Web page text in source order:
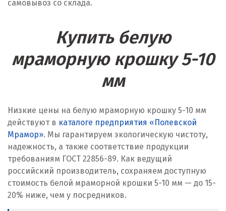
самовывоз со склада.
Купить белую
мраморную крошку 5-10
мм
Низкие цены на белую мраморную крошку 5-10 мм
действуют в каталоге предприятия «Полевской
Мрамор». Мы гарантируем экологическую чистоту,
надежность, а также соответствие продукции
требованиям ГОСТ 22856-89. Как ведущий
российский производитель, сохраняем доступную
стоимость белой мраморной крошки 5-10 мм — до 15-
20% ниже, чем у посредников.